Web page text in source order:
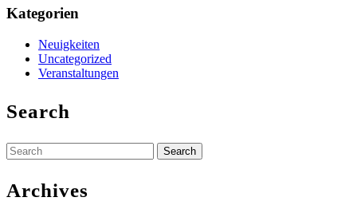
Kategorien
Neuigkeiten
Uncategorized
Veranstaltungen
Search
Search
for:
Archives